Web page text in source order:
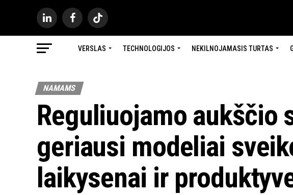
VERSLAS TECHNOLOGIJOS NEKILNOJAMASIS TURTAS
NAMAMS
Reguliuojamo aukščio
geriausi modeliai
laikysenai ir